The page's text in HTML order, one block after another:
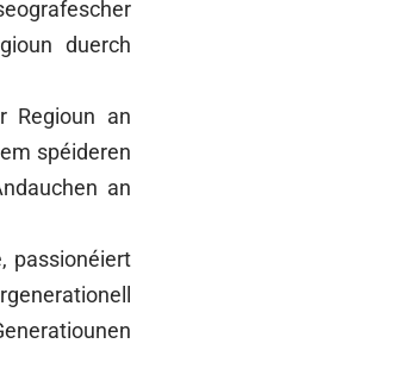
duerch
Regioun an
spéideren
an
passionéiert